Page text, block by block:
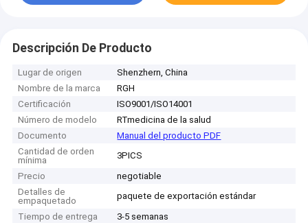
Descripción De Producto
Lugar de origen
Shenzhern, China
Nombre de la marca
RGH
Certificación
ISO9001/ISO14001
Número de modelo
RTmedicina de la salud
Documento
Manual del producto PDF
Cantidad de orden
mínima
3PICS
Precio
negotiable
Detalles de
empaquetado
paquete de exportación estándar
Tiempo de entrega
3-5 semanas